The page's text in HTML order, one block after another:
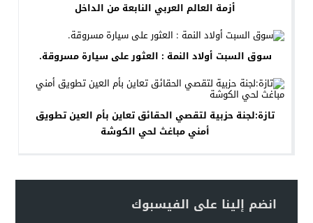
أزمة العالم العربي النابعة من الداخل
سوق السبت أولاد النمة : العثور على سيارة مسروقة.
تازة:لجنة حزبية لتقصي الحقائق تعاين بأم العين تطويق
أمني مباغث لحي الكوشة
انضم إلينا على الفيسبوك